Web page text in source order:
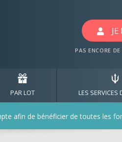
les jeux
PAS ENCORE
PAR LOT LES SERVICES
afin de bénéficier de toutes les